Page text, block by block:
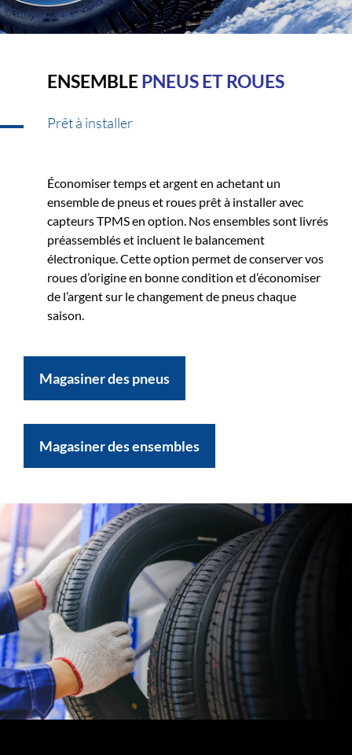
ENSEMBLEPNEUS ET ROUES
Prêt à installer
Économiser temps et argent en achetant un
ensemble de pneus et roues prêt à installer avec
capteurs TPMS en option. Nos ensembles sont livrés
préassemblés et incluent le balancement
électronique. Cette option permet de conserver vos
roues d’origine en bonne condition et d’économiser
de l’argent sur le changement de pneus chaque
saison.
Magasiner des pneus
Magasiner des ensembles